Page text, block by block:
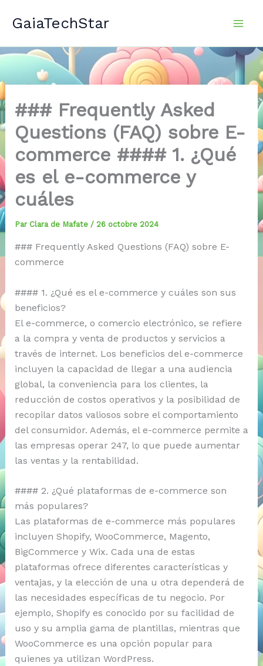
GaiaTechStar
### Frequently Asked
Questions (FAQ) sobre E-
commerce #### 1. ¿Qué
es el e-commerce y
cuáles
Par Clara de Mafate / 26 octobre 2024
### Frequently Asked Questions (FAQ) sobre E-
commerce
#### 1. ¿Qué es el e-commerce y cuáles son sus
beneficios?
El e-commerce, o comercio electrónico, se refiere
a la compra y venta de productos y servicios a
través de internet. Los beneficios del e-commerce
incluyen la capacidad de llegar a una audiencia
global, la conveniencia para los clientes, la
reducción de costos operativos y la posibilidad de
recopilar datos valiosos sobre el comportamiento
del consumidor. Además, el e-commerce permite a
las empresas operar 247, lo que puede aumentar
las ventas y la rentabilidad.
#### 2. ¿Qué plataformas de e-commerce son
más populares?
Las plataformas de e-commerce más populares
incluyen Shopify, WooCommerce, Magento,
BigCommerce y Wix. Cada una de estas
plataformas ofrece diferentes características y
ventajas, y la elección de una u otra dependerá de
las necesidades específicas de tu negocio. Por
ejemplo, Shopify es conocido por su facilidad de
uso y su amplia gama de plantillas, mientras que
WooCommerce es una opción popular para
quienes ya utilizan WordPress.